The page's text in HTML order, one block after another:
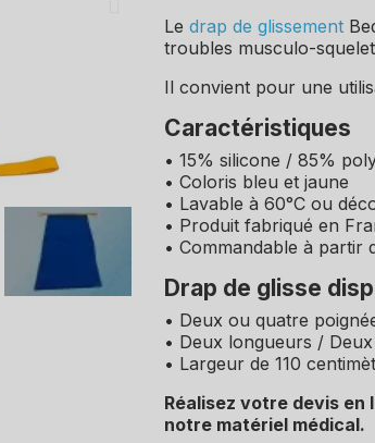
Ledrap de glissement
troubles musculo-
Il convient pour une
Caractéristiques
• 15% silicone / 85%
• Coloris bleu et jaune
• Lavable à 60°C ou
• Produit fabriqué en
• Commandable à partir
Drap de glisse
• Deux ou quatre
• Deux longueurs /
• Largeur de 110
Réalisez votre devis
notre matériel médical.